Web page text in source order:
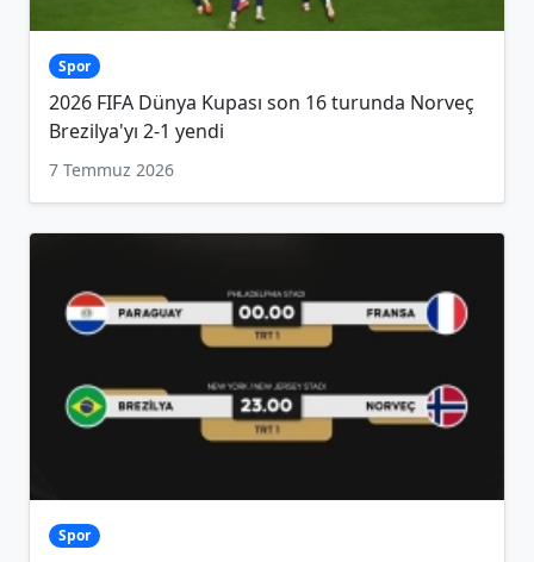
Spor
2026 FIFA Dünya Kupası son 16 turunda Norveç
Brezilya'yı 2-1 yendi
7 Temmuz 2026
Spor